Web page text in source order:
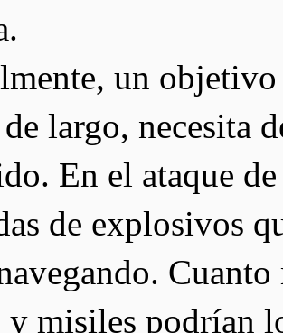
un objetivo
largo, necesita
En el ataque
de explosivos
Cuanto
y misiles podrían